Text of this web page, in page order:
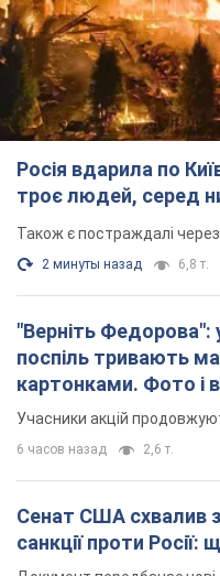
Також є постраждалі
2 минуты назад 6,8 т.
"Верніть Федорова":
поспіль тривають
картонками. Фото і
Учасники акцій
6 часов назад 2,6 т.
Сенат США схвалив
санкції проти Росії:
Документ передбачає нові
6 часов назад 5,2 т.